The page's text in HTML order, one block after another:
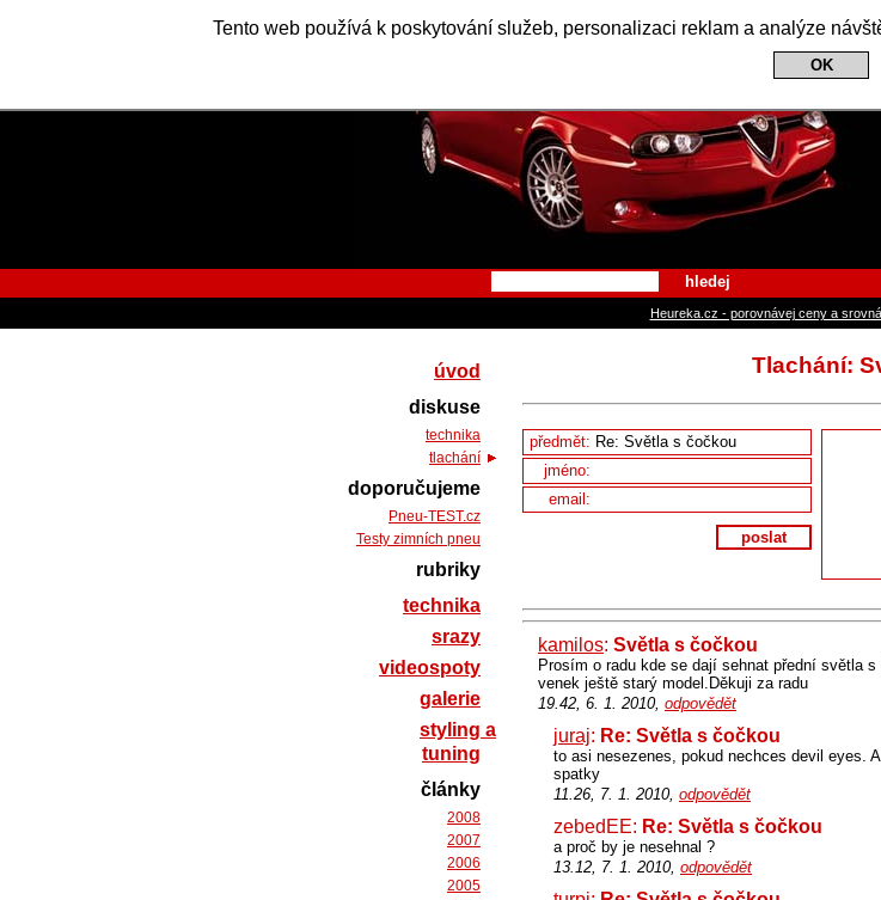
Tento web používá k poskytování služeb, personalizaci reklam a analýze
OK
Alfa Romeo
hledej
Heureka.cz - porovnávej ceny a
Tlachání:
předmět:
jméno:
email:
poslat
kamilos: Světla s čočkou
Prosím o radu kde se dají sehnat přední světla
venek ještě starý model.Děkuji za radu
19.42, 6. 1. 2010, odpovědět
juraj: Re: Světla s čočkou
to asi nesezenes, pokud nechces devil eyes.
spatky
11.26, 7. 1. 2010, odpovědět
zebedEE: Re: Světla s čočkou
a proč by je nesehnal ?
13.12, 7. 1. 2010, odpovědět
úvod
diskuse
technika
tlachání
doporučujeme
Pneu-TEST.cz
Testy zimních pneu
rubriky
technika
srazy
videospoty
galerie
styling a
tuning
články
2008
2007
2006
2005